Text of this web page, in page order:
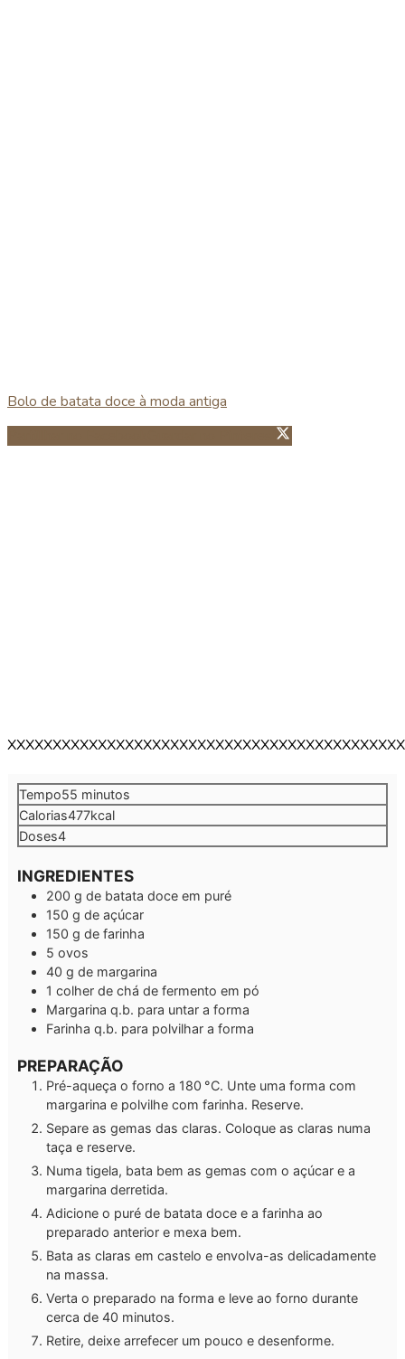
Bolo de batata doce à moda antiga
Guardar no Pinterest
Tempo55 minutos
minutos
Calorias477kcal
Doses4
INGREDIENTES
200 g de batata doce em puré
150 g de açúcar
150 g de farinha
5 ovos
40 g de margarina
1 colher de chá de fermento em pó
Margarina q.b. para untar a forma
Farinha q.b. para polvilhar a forma
PREPARAÇÃO
Pré-aqueça o forno a 180 °C. Unte uma forma com
margarina e polvilhe com farinha. Reserve.
Separe as gemas das claras. Coloque as claras numa
taça e reserve.
Numa tigela, bata bem as gemas com o açúcar e a
margarina derretida.
Adicione o puré de batata doce e a farinha ao
preparado anterior e mexa bem.
Bata as claras em castelo e envolva-as delicadamente
na massa.
Verta o preparado na forma e leve ao forno durante
cerca de 40 minutos.
Retire, deixe arrefecer um pouco e desenforme.